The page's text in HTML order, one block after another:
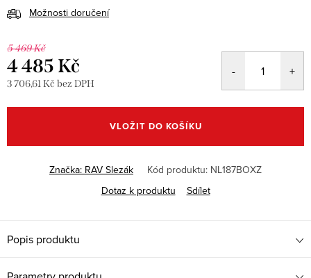
Možnosti doručení
5 469 Kč
4 485 Kč
3 706,61 Kč bez DPH
cena:
VLOŽIT DO KOŠÍKU
Značka: RAV Slezák Kód produktu: NL187BOXZ
Dotaz k produktu
Sdílet
Popis produktu